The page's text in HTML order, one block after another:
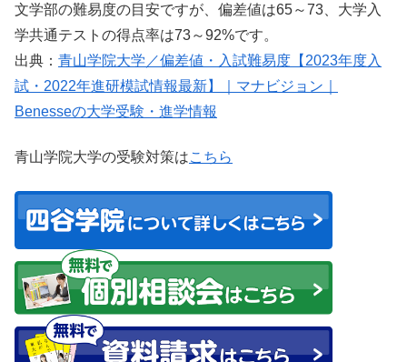
文学部の難易度の目安ですが、偏差値は65～73、大学入
学共通テストの得点率は73～92%です。
出典： 青山学院大学／偏差値・入試難易度【2023年度入
試・2022年進研模試情報最新】｜マナビジョン｜
Benesseの大学受験・進学情報
青山学院大学の受験対策はこちら